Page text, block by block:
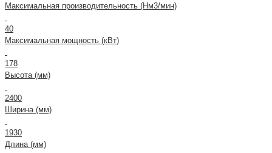
Максимальная производительность (Нм3/мин)
40
Максимальная мощность (кВт)
178
Высота (мм)
2400
Ширина (мм)
1930
Длина (мм)